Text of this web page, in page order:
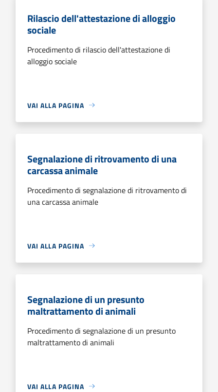
Rilascio dell'attestazione di alloggio
sociale
Procedimento di rilascio dell'attestazione di
alloggio sociale
VAI ALLA PAGINA
Segnalazione di ritrovamento di una
carcassa animale
Procedimento di segnalazione di ritrovamento di
una carcassa animale
VAI ALLA PAGINA
Segnalazione di un presunto
maltrattamento di animali
Procedimento di segnalazione di un presunto
maltrattamento di animali
VAI ALLA PAGINA